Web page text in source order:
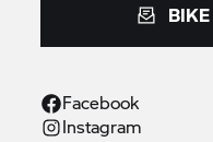
Facebook
Instagram